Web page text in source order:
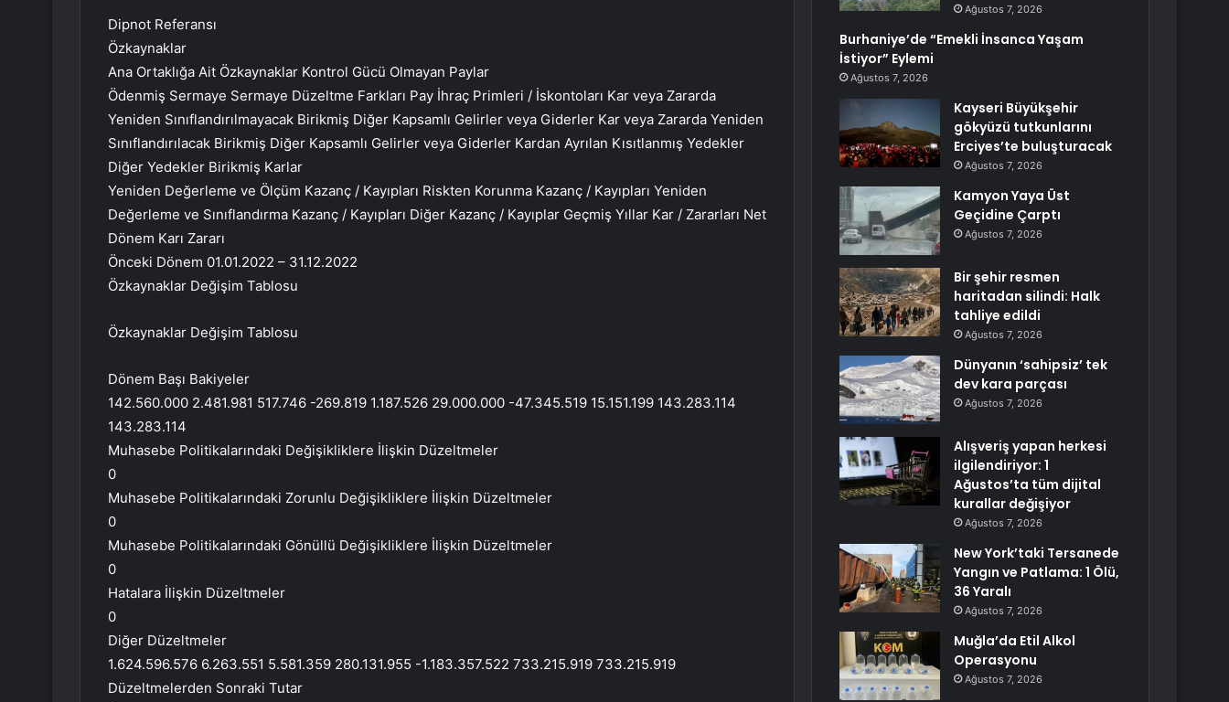
Dipnot Referansı
Özkaynaklar
Ana Ortaklığa Ait Özkaynaklar Kontrol Gücü Olmayan Paylar
Ödenmiş Sermaye Sermaye Düzeltme Farkları Pay İhraç Primleri / İskontoları Kar veya Zararda
Yeniden Sınıflandırılmayacak Birikmiş Diğer Kapsamlı Gelirler veya Giderler Kar veya Zararda Yeniden
Sınıflandırılacak Birikmiş Diğer Kapsamlı Gelirler veya Giderler Kardan Ayrılan Kısıtlanmış Yedekler
Diğer Yedekler Birikmiş Karlar
Yeniden Değerleme ve Ölçüm Kazanç / Kayıpları Riskten Korunma Kazanç / Kayıpları Yeniden
Değerleme ve Sınıflandırma Kazanç / Kayıpları Diğer Kazanç / Kayıplar Geçmiş Yıllar Kar / Zararları Net
Dönem Karı Zararı
Önceki Dönem 01.01.2022 – 31.12.2022
Özkaynaklar Değişim Tablosu
Özkaynaklar Değişim Tablosu
Dönem Başı Bakiyeler
142.560.000 2.481.981 517.746 -269.819 1.187.526 29.000.000 -47.345.519 15.151.199 143.283.114
143.283.114
Muhasebe Politikalarındaki Değişikliklere İlişkin Düzeltmeler
0
Muhasebe Politikalarındaki Zorunlu Değişikliklere İlişkin Düzeltmeler
0
Muhasebe Politikalarındaki Gönüllü Değişikliklere İlişkin Düzeltmeler
0
Hatalara İlişkin Düzeltmeler
0
Diğer Düzeltmeler
1.624.596.576 6.263.551 5.581.359 280.131.955 -1.183.357.522 733.215.919 733.215.919
Düzeltmelerden Sonraki Tutar
Ağustos 7, 2026
Burhaniye’de “Emekli İnsanca Yaşam
İstiyor” Eylemi
Ağustos 7, 2026
Kayseri Büyükşehir
gökyüzü tutkunlarını
Erciyes’te buluşturacak
Ağustos 7, 2026
Kamyon Yaya Üst
Geçidine Çarptı
Ağustos 7, 2026
Bir şehir resmen
haritadan silindi: Halk
tahliye edildi
Ağustos 7, 2026
Dünyanın ‘sahipsiz’ tek
dev kara parçası
Ağustos 7, 2026
Alışveriş yapan herkesi
ilgilendiriyor: 1
Ağustos’ta tüm dijital
kurallar değişiyor
Ağustos 7, 2026
New York’taki Tersanede
Yangın ve Patlama: 1 Ölü,
36 Yaralı
Ağustos 7, 2026
Muğla’da Etil Alkol
Operasyonu
Ağustos 7, 2026